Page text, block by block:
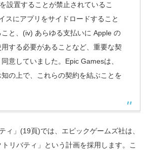
設置することが禁止されているこ
スにアプリをサイドロードすること
と、(iv) あらゆる支払いに Apple の
する必要があることなど、重要な契
意していました。Epic Gamesは、
の上で、これらの契約を結ぶことを
ィ」(19頁)では、エピックゲームズ社は、
リバティ」という計画を採用します。こ